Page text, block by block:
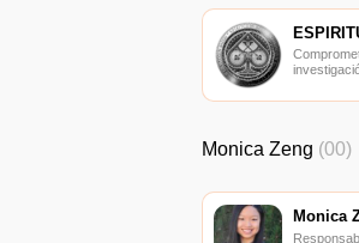
finanzas,
Monica Zeng (00)
Monica